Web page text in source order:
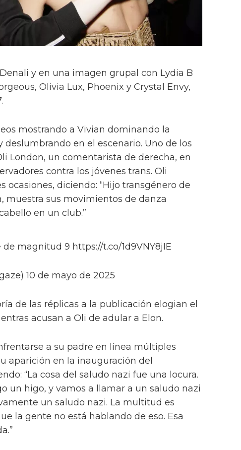
y en una imagen grupal con Lydia B
Olivia Lux, Phoenix y Crystal Envy,
mostrando a Vivian dominando la
deslumbrando en el escenario. Uno de los
London, un comentarista de derecha, en
contra los jóvenes trans. Oli
diciendo: “Hijo transgénero de
muestra sus movimientos de danza
en un club.”
magnitud 9 https://t.co/1d9VNY8jIE
10 de mayo de 2025
de las réplicas a la publicación elogian el
acusan a Oli de adular a Elon.
a su padre en línea múltiples
aparición en la inauguración del
“La cosa del saludo nazi fue una locura.
un higo, y vamos a llamar a un saludo nazi
un saludo nazi. La multitud es
la gente no está hablando de eso. Esa